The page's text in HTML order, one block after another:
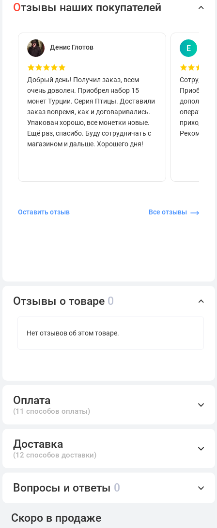
Отзывы наших покупателей
Денис Глотов
Добрый день! Получил заказ, всем
очень доволен. Приобрел набор 15
монет Турции. Серия Птицы. Доставили
заказ вовремя, как и договаривались.
Упакован хорошо, все монетки новые.
Ещё раз, спасибо. Буду сотрудничать с
магазином и дальше. Хорошего дня!
Е
приходило
Оставить отзыв Все отзывы
Отзывы о товаре 0
Нет отзывов об этом товаре.
Оплата
(11 способов оплаты)
Доставка
(12 способов доставки)
Вопросы и ответы 0
Скоро в продаже